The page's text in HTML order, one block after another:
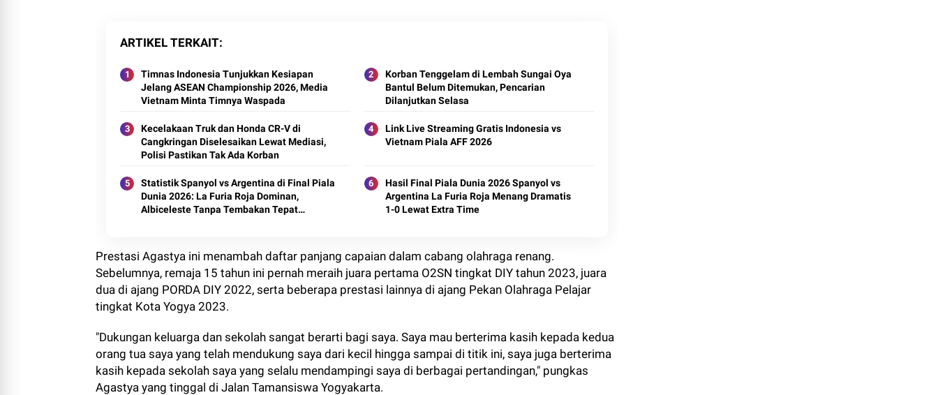
ARTIKEL TERKAIT
Timnas Indonesia Tunjukkan Kesiapan
Jelang ASEAN Championship 2026, Media
Vietnam Minta Timnya Waspada
Korban Tenggelam di Lembah Sungai Oya
Bantul Belum Ditemukan, Pencarian
Dilanjutkan Selasa
Kecelakaan Truk dan Honda CR-V di
Cangkringan Diselesaikan Lewat Mediasi,
Polisi Pastikan Tak Ada Korban
Link Live Streaming Gratis Indonesia vs
Vietnam Piala AFF 2026
Statistik Spanyol vs Argentina di Final Piala
Dunia 2026: La Furia Roja Dominan,
Albiceleste Tanpa Tembakan Tepat
Hasil Final Piala Dunia 2026 Spanyol vs
Argentina La Furia Roja Menang Dramatis
1-0 Lewat Extra Time
Prestasi Agastya ini menambah daftar panjang capaian dalam cabang olahraga renang.
Sebelumnya, remaja 15 tahun ini pernah meraih juara pertama O2SN tingkat DIY tahun 2023, juara
dua di ajang PORDA DIY 2022, serta beberapa prestasi lainnya di ajang Pekan Olahraga Pelajar
tingkat Kota Yogya 2023.
"Dukungan keluarga dan sekolah sangat berarti bagi saya. Saya mau berterima kasih kepada kedua
orang tua saya yang telah mendukung saya dari kecil hingga sampai di titik ini, saya juga berterima
kasih kepada sekolah saya yang selalu mendampingi saya di berbagai pertandingan," pungkas
Agastya yang tinggal di Jalan Tamansiswa Yogyakarta.